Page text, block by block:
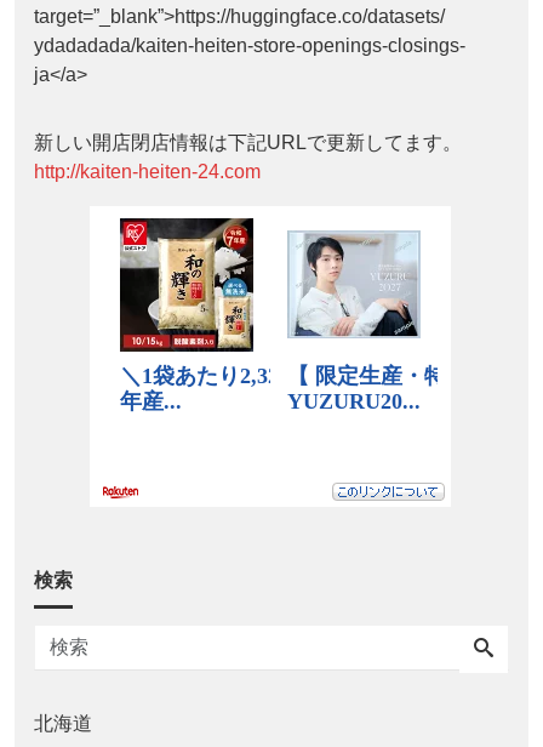
target=”_blank”>https://huggingface.co/datasets/
ydadadada/kaiten-heiten-store-openings-closings-
ja</a>
新しい開店閉店情報は下記URLで更新してます。
http://kaiten-heiten-24.com
検索
北海道